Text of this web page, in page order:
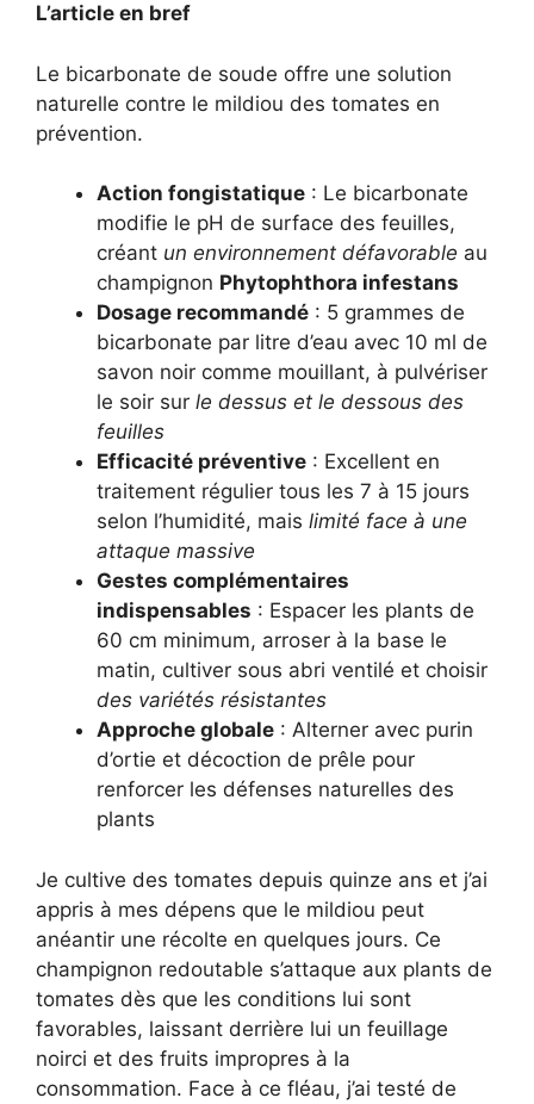
L’article en bref
Le bicarbonate de soude offre une solution
naturelle contre le mildiou des tomates en
prévention.
Action fongistatique : Le bicarbonate
modifie le pH de surface des feuilles,
créant un environnement défavorable au
champignon Phytophthora infestans
Dosage recommandé : 5 grammes de
bicarbonate par litre d’eau avec 10 ml de
savon noir comme mouillant, à pulvériser
le soir sur le dessus et le dessous des
feuilles
Efficacité préventive : Excellent en
traitement régulier tous les 7 à 15 jours
selon l’humidité, mais limité face à une
attaque massive
Gestes complémentaires
indispensables : Espacer les plants de
60 cm minimum, arroser à la base le
matin, cultiver sous abri ventilé et choisir
des variétés résistantes
Approche globale : Alterner avec purin
d’ortie et décoction de prêle pour
renforcer les défenses naturelles des
plants
Je cultive des tomates depuis quinze ans et j’ai
appris à mes dépens que le mildiou peut
anéantir une récolte en quelques jours. Ce
champignon redoutable s’attaque aux plants de
tomates dès que les conditions lui sont
favorables, laissant derrière lui un feuillage
noirci et des fruits impropres à la
consommation. Face à ce fléau, j’ai testé de